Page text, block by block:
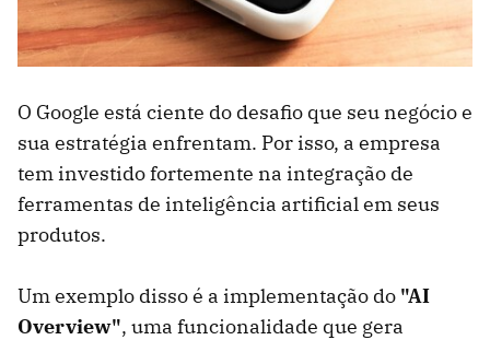
O Google está ciente do desafio que seu negócio e
sua estratégia enfrentam. Por isso, a empresa
tem investido fortemente na integração de
ferramentas de inteligência artificial em seus
produtos.
Um exemplo disso é a implementação do "AI
Overview", uma funcionalidade que gera